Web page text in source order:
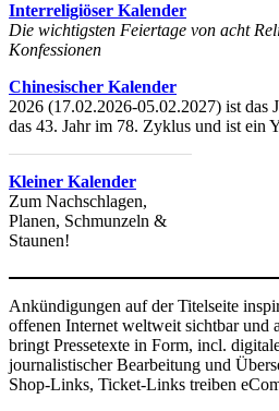
Interreligiöser Kalender
Die wichtigsten Feiertage von acht
Konfessionen
Chinesischer Kalender
2026 (17.02.2026-05.02.2027) ist das
das 43. Jahr im 78. Zyklus und ist ein
Kleiner Kalender
Zum Nachschlagen,
Planen, Schmunzeln &
Staunen!
Ankündigungen auf der Titelseite
offenen Internet weltweit sichtbar und
bringt Pressetexte in Form, incl.
journalistischer Bearbeitung und
Shop-Links, Ticket-Links treiben